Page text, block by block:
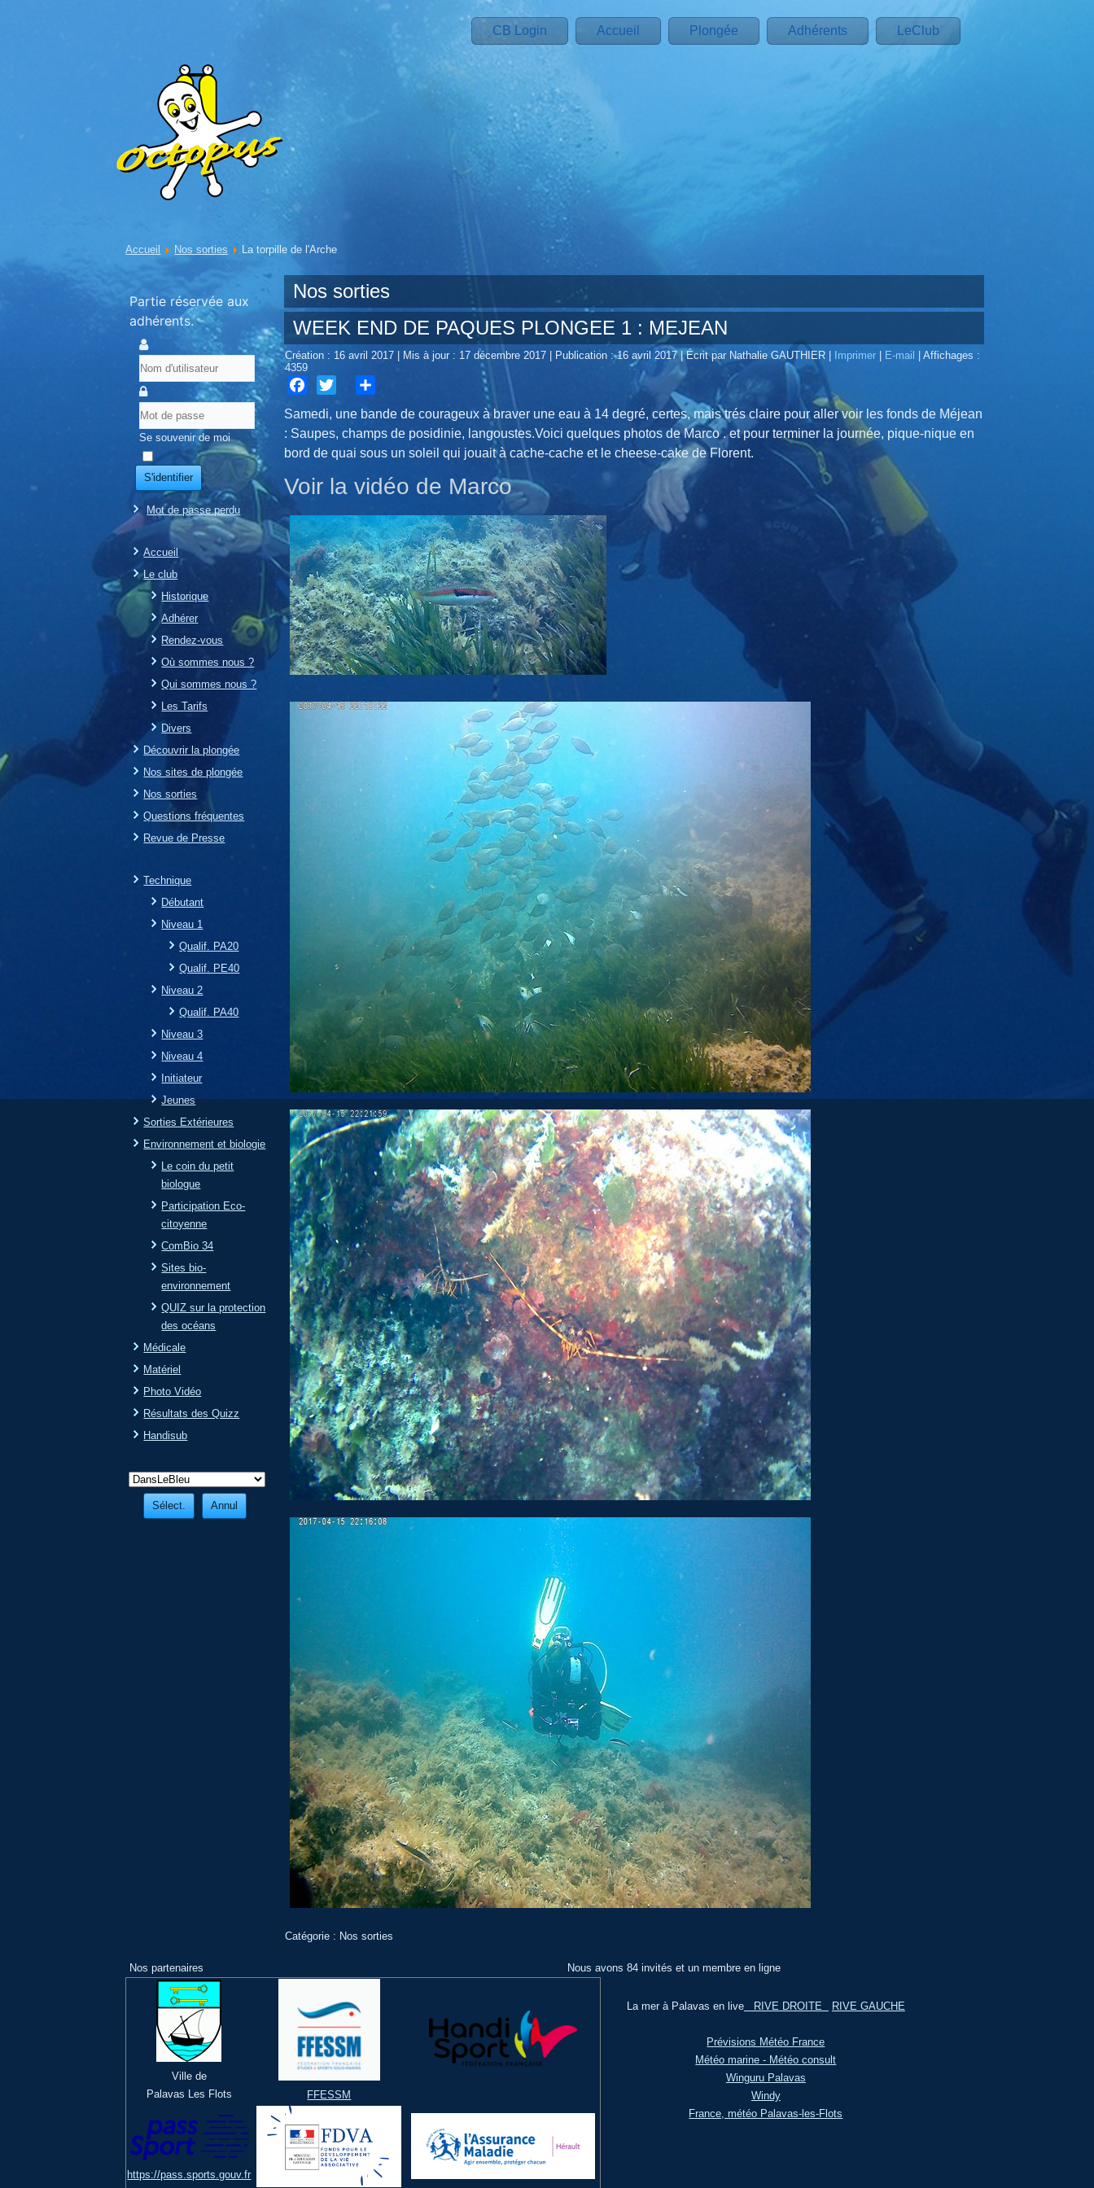
CB Login Accueil Plongée Adhérents LeClub
Accueil Nos sorties La torpille de l'Arche
Partie réservée aux
adhérents.
Se souvenir de moi
S'identifier
Mot de passe perdu
Accueil
Le club
Historique
Adhérer
Rendez-vous
Où sommes nous ?
Qui sommes nous ?
Les Tarifs
Divers
Découvrir la plongée
Nos sites de plongée
Nos sorties
Questions fréquentes
Revue de Presse
Technique
Débutant
Niveau 1
Qualif. PA20
Qualif. PE40
Niveau 2
Qualif. PA40
Niveau 3
Niveau 4
Initiateur
Jeunes
Sorties Extérieures
Environnement et biologie
Le coin du petit
biologue
Participation Eco-
citoyenne
ComBio 34
Sites bio-
environnement
QUIZ sur la protection
des océans
Médicale
Matériel
Photo Vidéo
Résultats des Quizz
Handisub
Nos sorties
WEEK END DE PAQUES PLONGEE 1 : MEJEAN
Création : 16 avril 2017 Mis à jour : 17 décembre 2017 Publication : 16 avril 2017|Écrit par Nathalie GAUTHIER Imprimer E-mail |Affichages :
4359
Samedi, une bande de courageux à braver une eau à 14 degré, certes, mais trés claire pour aller voir les fonds de Méjean
: Saupes, champs de posidinie, langoustes.Voici quelques photos de Marco . et pour terminer la journée, pique-nique en
bord de quai sous un soleil qui jouait à cache-cache et le cheese-cake de Florent.
Voir la vidéo de Marco
Catégorie : Nos sorties
Nos partenaires
Ville de
Palavas Les Flots
FFESSM
https://pass.sports.gouv.fr
Nous avons 84 invités et un membre en ligne
La mer à Palavas en liveRIVE DROITE RIVE GAUCHE
Prévisions Météo France
Météo marine - Météo consult
Winguru Palavas
Windy
France, météo Palavas-les-Flots